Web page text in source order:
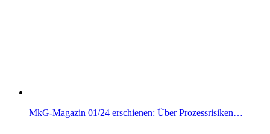
MkG-Magazin 01/24 erschienen: Über Prozessrisiken…